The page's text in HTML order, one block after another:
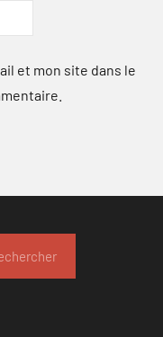
et mon site dans le